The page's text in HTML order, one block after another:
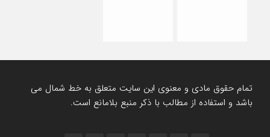
تمام حقوق مادی و معنوی این سایت متعلق به خط شمال می
باشد و استفاده از مطالب با ذکر منبع بلامانع است.